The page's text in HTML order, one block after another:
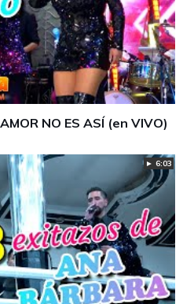
NO ES ASÍ (en VIVO)
► 6:03